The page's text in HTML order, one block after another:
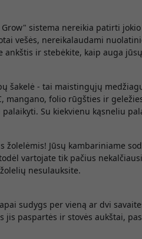
sistema nereikia patirti
vešės, nereikalaudami
ir stebėkite, kaip auga
šakelė - tai maistingųjų
mangano, folio rūgšties ir
Su kiekvienu kąsneliu
žolelėmis! Jūsų kambariniame
vartojate tik pačius
nesulauksite.
sudygs per vieną ar dvi
jis paspartės ir stovės aukštai,